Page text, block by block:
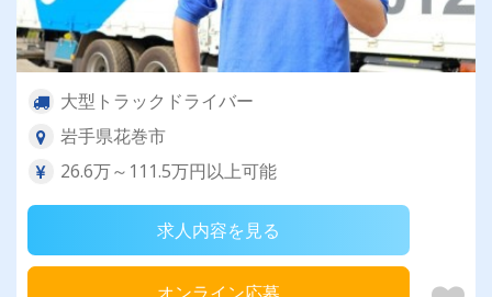
大型トラックドライバー
岩手県花巻市
26.6万～111.5万円以上可能
求人内容を見る